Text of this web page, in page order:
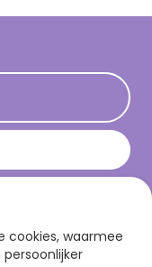
cookies, waarmee